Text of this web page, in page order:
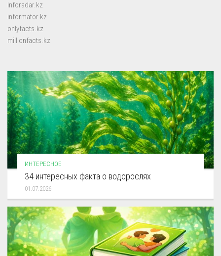
inforadar.kz
informator.kz
onlyfacts.kz
millionfacts.kz
ИНТЕРЕСНОЕ
34 интересных факта о водорослях
01.07.2026